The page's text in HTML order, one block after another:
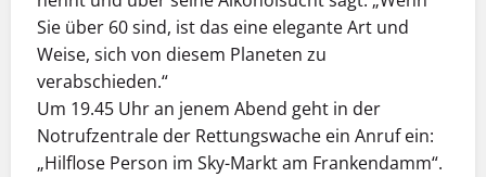
Sie über 60 sind, ist das eine elegante Art und
Weise, sich von diesem Planeten zu
verabschieden.“
Um 19.45 Uhr an jenem Abend geht in der
Notrufzentrale der Rettungswache ein Anruf ein:
„Hilflose Person im Sky-Markt am Frankendamm“.